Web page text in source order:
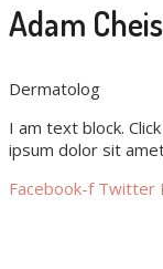
Adam
Dermatolog
I am text block.
ipsum dolor sit
Facebook-f Twitter